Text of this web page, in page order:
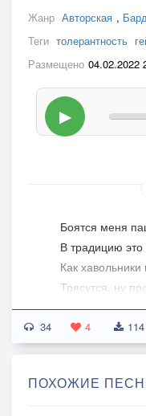
Жанр Авторская ,
Теги толерантность
Размещено 04.02.2022
▶
Боятся меня
В традицию
Как
Трясутся, ну
Но как-то
Решительно
Какой-то он...,ну
34 4 114
ПОХОЖИЕ